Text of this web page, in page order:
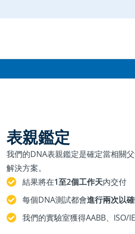
表親鑑定
我們的DNA表親鑑定是確定當相關
解決方案。
結果將在1至2個工作天內交付
每個DNA測試都會進行兩次以
我們的實驗室獲得AABB、ISO/